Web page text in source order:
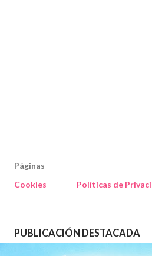
Páginas
Cookies
Políticas de
PUBLICACIÓN DESTACADA